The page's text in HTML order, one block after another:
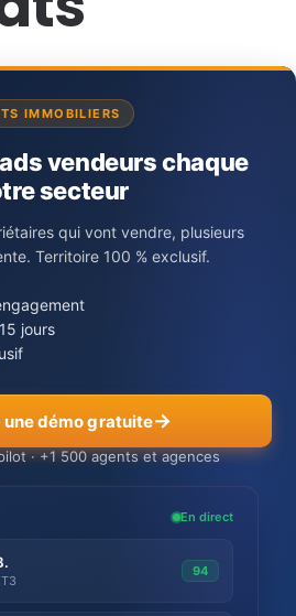
IMMOBILIERS
vendeurs chaque
secteur
qui vont vendre, plusieurs
Territoire 100 % exclusif.
jours
une démo gratuite
· +1 500 agents et agences
En direct
94